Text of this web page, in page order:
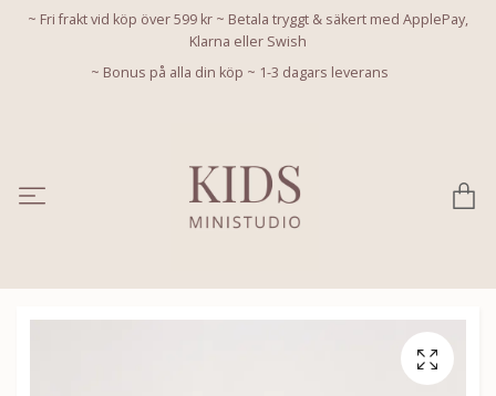
~ Fri frakt vid köp över 599 kr ~ Betala tryggt & säkert med ApplePay,
Klarna eller Swish
~ Bonus på alla din köp ~ 1-3 dagars leverans